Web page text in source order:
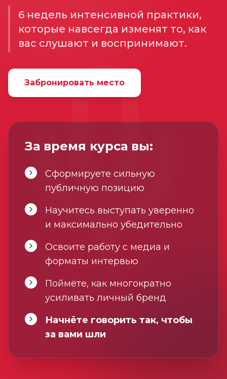
6 недель интенсивной практики,
которые навсегда изменят то, как
вас слушают и воспринимают.
Забронировать место
За время курса вы:
Сформируете сильную
публичную позицию
Научитесь выступать уверенно
и максимально убедительно
Освоите работу с медиа и
форматы интервью
Поймёте, как многократно
усиливать личный бренд
Начнёте говорить так, чтобы
за вами шли